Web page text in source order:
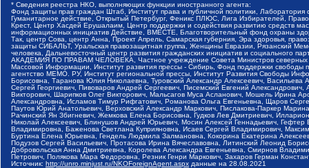
* Сведения реестра НКО, выполняющих функции иностранного агента:
Фонд защиты прав граждан Штаб, Институт права и публичной политики,
Гуманитарное действие, Открытый Петербург, Феникс ПЛЮС, Лига Избирателей,
Крест, Центр Хасдей Ерушалаим, Центр поддержки и содействия развитию средств
информационных инициатив Действие, ВМЕСТЕ, Благотворительный фонд охраны
Так, центр Сова, центр Анна, Проект Апрель, Самарская губерния, Эра здоровья,
защиты СИБАЛЬТ, Уральская правозащитная группа, Женщины Евразии, Рязанский
человека, Дальневосточный центр развития гражданских инициатив и социального
АКАДЕМИЯ ПО ПРАВАМ ЧЕЛОВЕКА, Частное учреждение Совета Министров северных
Массовой Информации, Институт развития прессы - Сибирь, Фонд поддержки
агентство МЕМО. РУ, Институт региональной прессы, Институт Развития Свободы
Борисовна, Таранова Юлия Николаевна, Туровский Александр Алексеевич,
Сергей Георгиевич, Пивоваров Андрей Сергеевич, Писемский Евгений
Викторович, Шарипков Олег Викторович, Мальсагов Муса Асланович, Мошель Ирина
Александровна, Исламов Тимур Рифгатович, Романова Ольга Евгеньевна, Щаров
Паутов Юрий Анатольевич, Верховский Александр Маркович, Пислакова-Паркер
Рачинский Ян Збигневич, Жемкова Елена Борисовна, Гудков Лев Дмитриевич,
Николай Алексеевич, Блинушов Андрей Юрьевич, Мосин Алексей Геннадьевич,
Владимировна, Баженова Светлана Куприяновна, Исаев Сергей Владимирович,
Буртина Елена Юрьевна, Гендель Людмила Залмановна, Кокорина Екатерина
Подузов Сергей Васильевич, Протасова Ирина Вячеславовна, Литинский Леонид
Добровольская Анна Дмитриевна, Королева Александра Евгеньевна, Смирнов
Петрович, Полякова Мара Федоровна, Резник Генри Маркович, Захаров Герман
Источник: http://unro.minjust.ru/NKOForeignAgent.aspx данные на 28.08.2021